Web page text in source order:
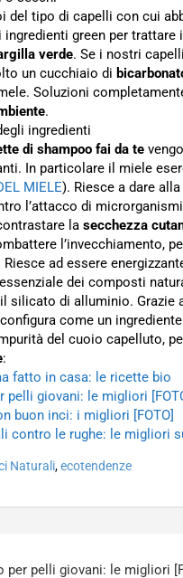
del tipo di capelli con cui
ingredienti green per trattare i
verde. Se i nostri
un cucchiaio di
Soluzioni
.
ingredienti
di shampoo fai da te
In particolare il miele
MIELE). Riesce a dare
l’attacco di
la secchezza
l’invecchiamento,
ad essere
dei composti
silicato di alluminio.
come un
del cuoio capelluto,
:
fatto in casa: le ricette bio
pelli giovani: le migliori
buon inci: i migliori [FOTO]
contro le rughe: le migliori
Naturali,ecotendenze
per pelli giovani: le migliori